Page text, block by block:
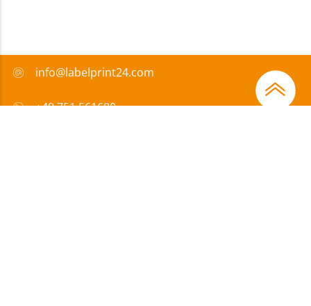
info@labelprint24.com
+49 751 561680